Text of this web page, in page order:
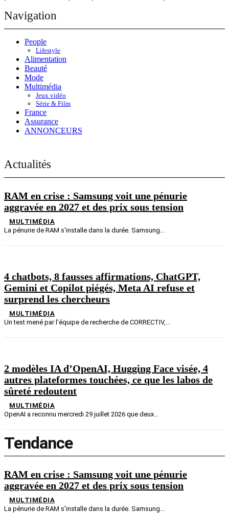
Navigation
People
Lifestyle
Alimentation
Beauté
Mode
Multimédia
Jeux vidéo
Série & Film
France
Assurance
ANNONCEURS
Actualités
RAM en crise : Samsung voit une pénurie
aggravée en 2027 et des prix sous tension
MULTIMÉDIA
La pénurie de RAM s'installe dans la durée. Samsung...
4 chatbots, 8 fausses affirmations, ChatGPT,
Gemini et Copilot piégés, Meta AI refuse et
surprend les chercheurs
MULTIMÉDIA
Un test mené par l'équipe de recherche de CORRECTIV,...
2 modèles IA d’OpenAI, Hugging Face visée, 4
autres plateformes touchées, ce que les labos de
sûreté redoutent
MULTIMÉDIA
OpenAI a reconnu mercredi 29 juillet 2026 que deux...
Tendance
RAM en crise : Samsung voit une pénurie
aggravée en 2027 et des prix sous tension
MULTIMÉDIA
La pénurie de RAM s'installe dans la durée. Samsung...